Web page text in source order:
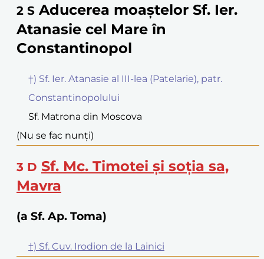
2 S Aducerea moaștelor Sf. Ier.
Atanasie cel Mare în
Constantinopol
†) Sf. Ier. Atanasie al III-lea (Patelarie), patr.
Constantinopolului
Sf. Matrona din Moscova
(Nu se fac nunți)
3 D Sf. Mc. Timotei și soția sa,
Mavra
(a Sf. Ap. Toma)
†) Sf. Cuv. Irodion de la Lainici